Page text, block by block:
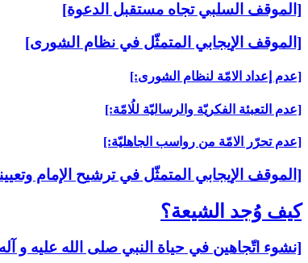
[الموقف السلبي تجاه مستقبل الدعوة]
[الموقف الإيجابي المتمثّل في نظام الشورى‏]
[عدم إعداد الامّة لنظام الشورى:]
[عدم التعبئة الفكريّة والرساليّة للُامّة:]
[عدم تحرّر الامّة من رواسب الجاهليّة:]
[الموقف الإيجابي المتمثّل في ترشيح الإمام
كيف وُجد الشيعة؟
[نشوء اتّجاهين في حياة النبي صلى الله عليه و